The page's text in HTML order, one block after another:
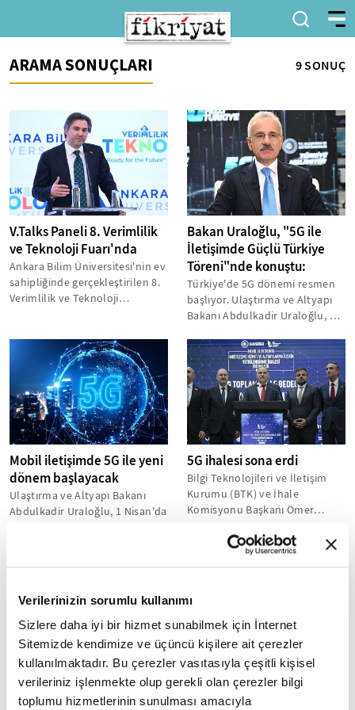
Verilerinizin sorumlu kullanımı
Sizlere daha iyi bir hizmet sunabilmek için İnternet
Sitemizde kendimize ve üçüncü kişilere ait çerezler
kullanılmaktadır. Bu çerezler vasıtasıyla çeşitli kişisel
verileriniz işlenmekte olup gerekli olan çerezler bilgi
toplumu hizmetlerinin sunulması amacıyla
ARAMA SONUÇLARI 9 SONUÇ
V.Talks Paneli 8. Verimlilik
ve Teknoloji Fuarı'nda
Ankara Bilim Üniversitesi'nin ev
sahipliğinde gerçekleştirilen 8.
Verimlilik ve Teknoloji
Bakan Uraloğlu, "5G ile
İletişimde Güçlü Türkiye
Töreni"nde konuştu:
Türkiye'de 5G dönemi resmen
başlıyor. Ulaştırma ve Altyapı
Bakanı Abdulkadir Uraloğlu, 81
hizmete...
Mobil iletişimde 5G ile yeni
dönem başlayacak
Ulaştırma ve Altyapı Bakanı
Abdulkadir Uraloğlu, 1 Nisan'da
5G ihalesi sona erdi
Bilgi Teknolojileri ve İletişim
Kurumu (BTK) ve İhale
Komisyonu Başkanı Ömer
ihalesi sonucunun,...
5G teknolojisinden
ekonomiye 2030'a kadar
Yerli teknolojiye 4,5G ile
başlayan geçiş 5G ile